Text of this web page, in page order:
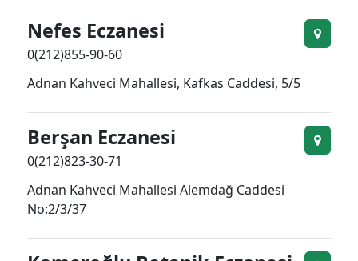
Nefes Eczanesi
0(212)855-90-60
Adnan Kahveci Mahallesi, Kafkas Caddesi, 5/5
Berşan Eczanesi
0(212)823-30-71
Adnan Kahveci Mahallesi Alemdağ Caddesi
No:2/3/37